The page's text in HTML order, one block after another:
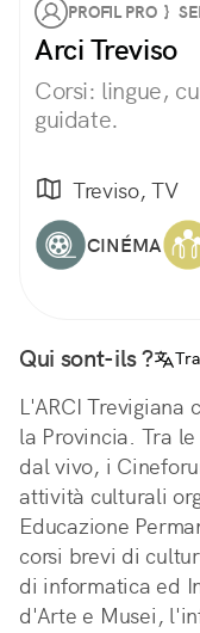
PROFIL PRO }
Arci Treviso
Corsi: lingue,
guidate.
Treviso, TV
CINÉMA
Qui sont-ils ?
L'ARCI
la Provincia. Tra
dal vivo, i
attività culturali
Educazione
corsi brevi di
di informatica ed
d'Arte e Musei,